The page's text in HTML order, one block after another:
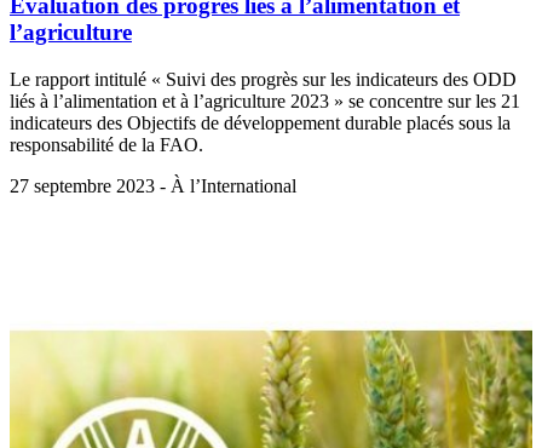
Évaluation des progrès liés à l’alimentation et
l’agriculture
Le rapport intitulé « Suivi des progrès sur les indicateurs des ODD
liés à l’alimentation et à l’agriculture 2023 » se concentre sur les 21
indicateurs des Objectifs de développement durable placés sous la
responsabilité de la FAO.
27 septembre 2023 - À l’International